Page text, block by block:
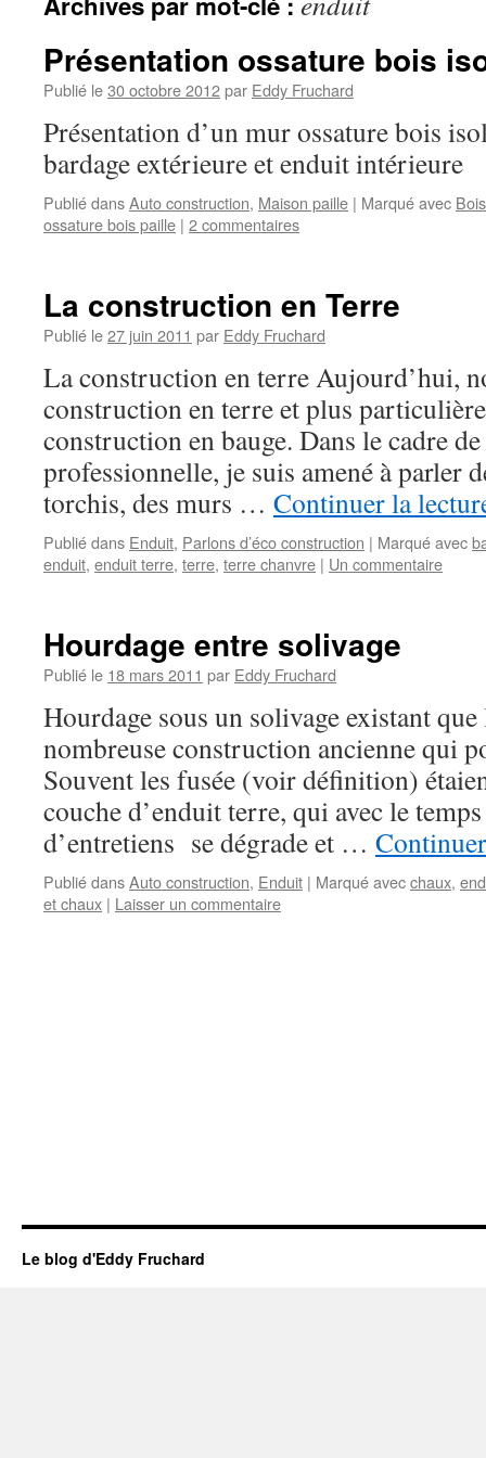
Présentation ossature bois
Publié le30 octobre 2012par Eddy Fruchard
Présentation d’un mur ossature bois
bardage extérieure et enduit intérieure
Publié dansAuto construction, Maison paille | Marqué avec
ossature bois paille | 2 commentaires
La construction en Terre
Publié le27 juin 2011 par Eddy Fruchard
La construction en terre Aujourd’hui,
construction en terre et plus
construction en bauge. Dans le cadre
professionnelle, je suis amené à parler
torchis, des murs … Continuer la
Publié dans Enduit, Parlons d’éco construction | Marqué avec
enduit, enduit terre, terre, terre chanvre | Un commentaire
Hourdage entre solivage
Publié le 18 mars 2011 par Eddy Fruchard
Hourdage sous un solivage existant
nombreuse construction ancienne qui
Souvent les fusée (voir définition)
couche d’enduit terre, qui avec le
d’entretiens se dégrade et …
Publié dansAuto construction, Enduit | Marqué avecchaux,
et chaux | Laisser un commentaire
Le blog d'Eddy Fruchard